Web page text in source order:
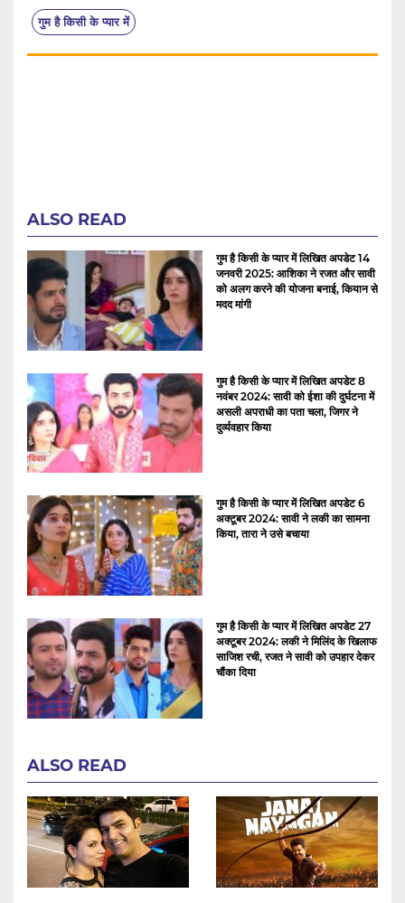
गुम है किसी के प्यार में
ALSO READ
गुम है किसी के प्यार में लिखित अपडेट 14
जनवरी 2025: आशिका ने रजत और सावी
को अलग करने की योजना बनाई, कियान से
मदद मांगी
गुम है किसी के प्यार में लिखित अपडेट 8
नवंबर 2024: सावी को ईशा की दुर्घटना में
असली अपराधी का पता चला, जिगर ने
दुर्व्यवहार किया
गुम है किसी के प्यार में लिखित अपडेट 6
अक्टूबर 2024: सावी ने लकी का सामना
किया, तारा ने उसे बचाया
गुम है किसी के प्यार में लिखित अपडेट 27
अक्टूबर 2024: लकी ने मिलिंद के खिलाफ
साजिश रची, रजत ने सावी को उपहार देकर
चौंका दिया
ALSO READ